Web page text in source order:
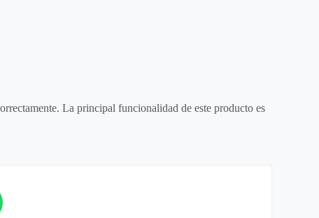
La principal funcionalidad de este producto es